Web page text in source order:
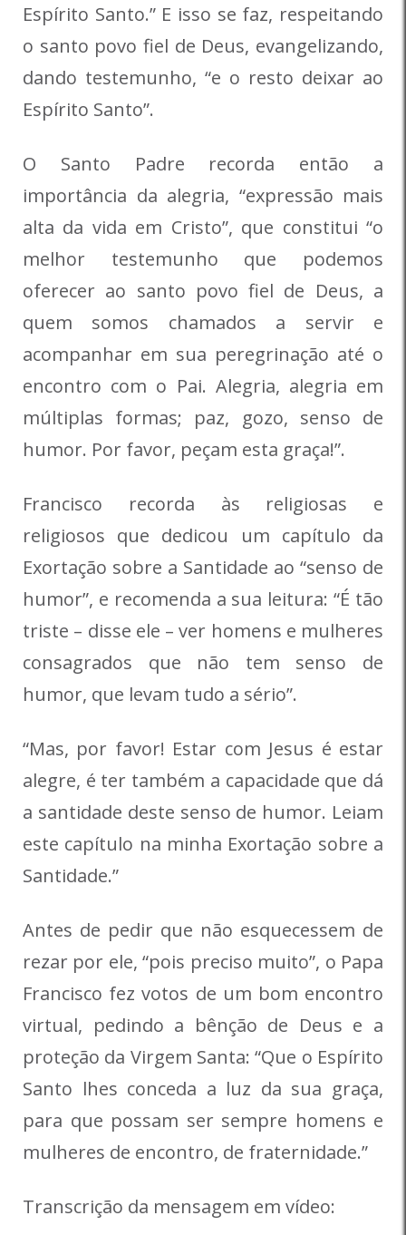
Espírito Santo.” E isso se faz, respeitando
o santo povo fiel de Deus, evangelizando,
dando testemunho, “e o resto deixar ao
Espírito Santo”.
O Santo Padre recorda então a
importância da alegria, “expressão mais
alta da vida em Cristo”, que constitui “o
melhor testemunho que podemos
oferecer ao santo povo fiel de Deus, a
quem somos chamados a servir e
acompanhar em sua peregrinação até o
encontro com o Pai. Alegria, alegria em
múltiplas formas; paz, gozo, senso de
humor. Por favor, peçam esta graça!”.
Francisco recorda às religiosas e
religiosos que dedicou um capítulo da
Exortação sobre a Santidade ao “senso de
humor”, e recomenda a sua leitura: “É tão
triste – disse ele – ver homens e mulheres
consagrados que não tem senso de
humor, que levam tudo a sério”.
“Mas, por favor! Estar com Jesus é estar
alegre, é ter também a capacidade que dá
a santidade deste senso de humor. Leiam
este capítulo na minha Exortação sobre a
Santidade.”
Antes de pedir que não esquecessem de
rezar por ele, “pois preciso muito”, o Papa
Francisco fez votos de um bom encontro
virtual, pedindo a bênção de Deus e a
proteção da Virgem Santa: “Que o Espírito
Santo lhes conceda a luz da sua graça,
para que possam ser sempre homens e
mulheres de encontro, de fraternidade.”
Transcrição da mensagem em vídeo: